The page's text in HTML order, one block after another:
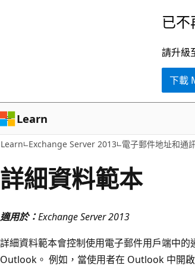
容
已不
請升級
下載
Learn
Learn Exchange Server 2013 電子郵件地址和通
詳細資料範本
適用於：Exchange Server 2013
詳細資料範本會控制使用電子郵件用戶端中
Outlook。 例如，當使用者在 Outlook 中開